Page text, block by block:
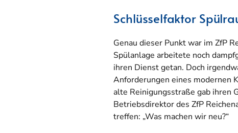
Schlüsselfaktor
Genau dieser Punkt war im ZfP
Spülanlage arbeitete noch
ihren Dienst getan. Doch
Anforderungen eines modernen
alte Reinigungsstraße gab ihren
Betriebsdirektor des ZfP
treffen: „Was machen wir neu?“